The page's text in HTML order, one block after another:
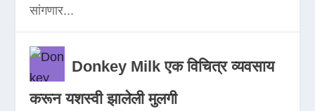
सांगणार...
Donkey Milk एक विचित्र व्यवसाय
करून यशस्वी झालेली मुलगी